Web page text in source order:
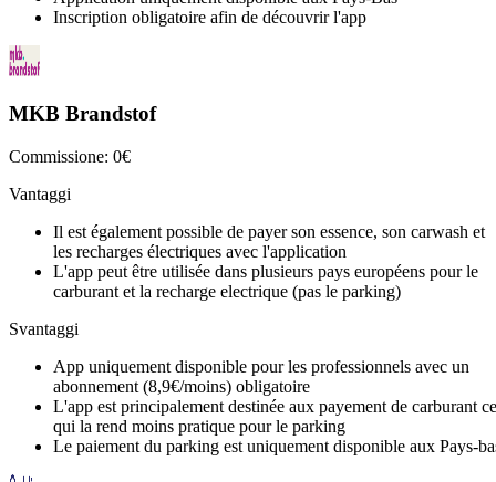
Inscription obligatoire afin de découvrir l'app
MKB Brandstof
Commissione: 0€
Vantaggi
Il est également possible de payer son essence, son carwash et
les recharges électriques avec l'application
L'app peut être utilisée dans plusieurs pays européens pour le
carburant et la recharge electrique (pas le parking)
Svantaggi
App uniquement disponible pour les professionnels avec un
abonnement (8,9€/moins) obligatoire
L'app est principalement destinée aux payement de carburant ce
qui la rend moins pratique pour le parking
Le paiement du parking est uniquement disponible aux Pays-